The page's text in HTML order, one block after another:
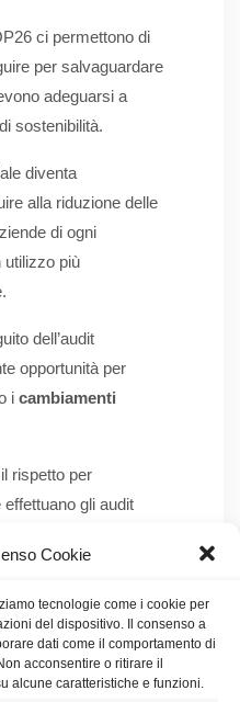
Cookie
tecnologie come i cookie per
del dispositivo. Il consenso a
dati come il comportamento di
acconsentire o ritirare il
alcune caratteristiche e funzioni.
ci permettono di
per salvaguardare
adeguarsi a
sostenibilità.
diventa
alla riduzione delle
di ogni
utilizzo più
dell’audit
opportunità per
i cambiamenti
rispetto per
effettuano gli audit
più green? Affidati ad
unaudit energetico
a ridurre l’impatto